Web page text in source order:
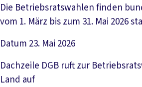
Die Betriebsratswahlen finden
vom 1. März bis zum 31. Mai 2026
Datum 23. Mai 2026
Dachzeile DGB ruft zur
Land auf